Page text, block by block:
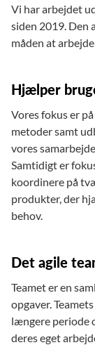
Vi har arbejdet
siden 2019. Den
måden at
Hjælper
Vores fokus er
metoder samt
vores
Samtidigt er
koordinere på
produkter, der
behov.
Det agile
Teamet er en
opgaver.
længere periode
deres eget